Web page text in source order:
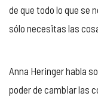
de que todo lo que se
sólo necesitas las
Anna Heringer habla
poder de cambiar las